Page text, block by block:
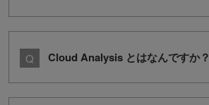
Cloud Analysis とはなんですか？